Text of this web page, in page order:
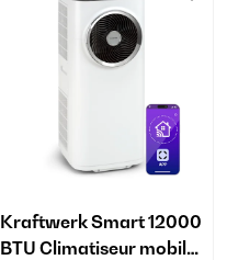
Kraftwerk Smart 12000
BTU Climatiseur mobile